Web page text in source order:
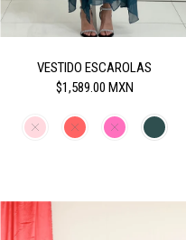
VESTIDO ESCAROLAS
$1,589.00 MXN